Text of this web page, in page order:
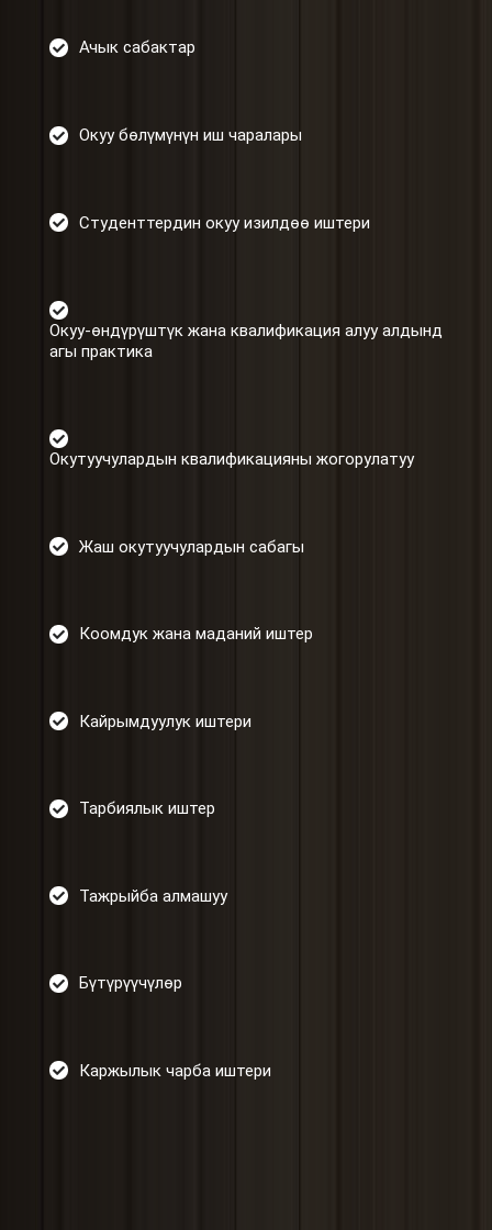
Ачык сабактар
Окуу бөлүмүнүн иш чаралары
Студенттердин окуу изилдөө иштери
Окуу-өндүрүштүк жана квалификация алуу алдынд
агы практика
Окутуучулардын квалификацияны жогорулатуу
Жаш окутуучулардын сабагы
Коомдук жана маданий иштер
Кайрымдуулук иштери
Тарбиялык иштер
Тажрыйба алмашуу
Бүтүрүүчүлөр
Каржылык чарба иштери